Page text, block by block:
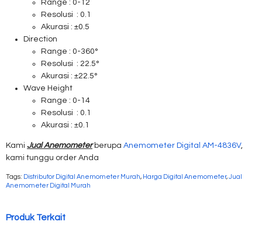
Range : 0-12
Resolusi : 0.1
Akurasi : ±0.5
Direction
Range : 0-360°
Resolusi : 22.5°
Akurasi : ±22.5°
Wave Height
Range : 0-14
Resolusi : 0.1
Akurasi : ±0.1
Kami Jual Anemometerberupa Anemometer Digital AM-4836V,
kami tunggu order Anda
Tags: Distributor Digital Anemometer Murah, Harga Digital Anemometer,Jual
Anemometer Digital Murah
Produk Terkait